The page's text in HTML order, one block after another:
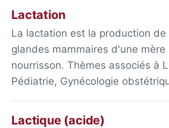
Lactation
La lactation est la production de
glandes mammaires d'une mère
nourrisson. Thèmes associés à
Pédiatrie, Gynécologie
Lactique (acide)